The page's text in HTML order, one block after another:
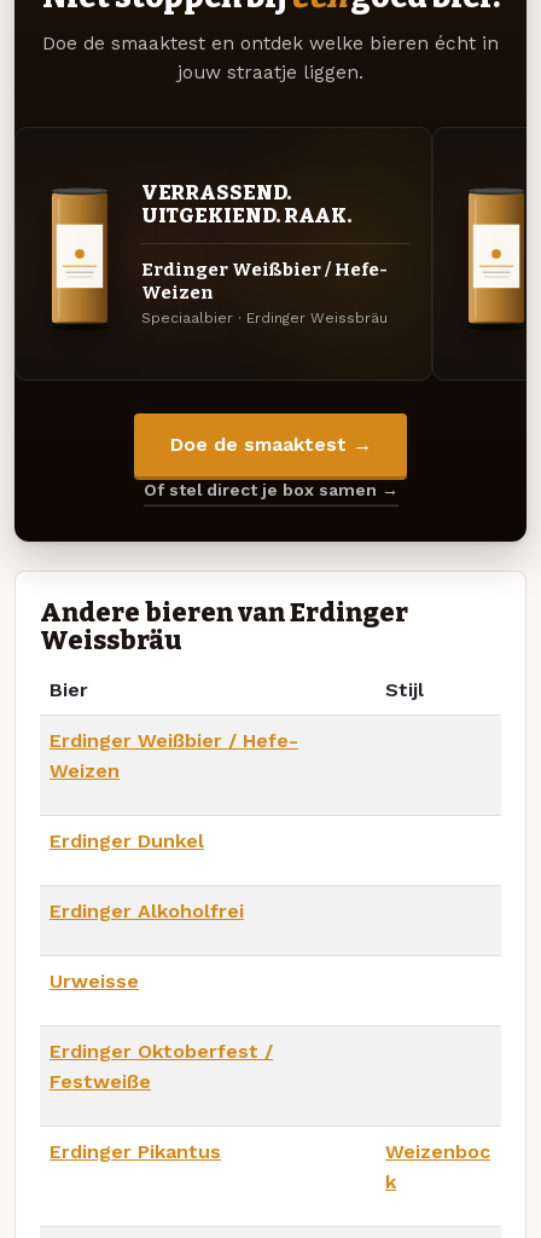
Doe de smaaktest en ontdek welke bieren écht in
jouw straatje liggen.
VERRASSEND.
UITGEKIEND. RAAK.
Erdinger Weißbier / Hefe-
Weizen
Speciaalbier · Erdinger Weissbräu
Doe de smaaktest →
Of stel direct je box samen →
Andere bieren van Erdinger
Weissbräu
Bier Stijl
Erdinger Weißbier / Hefe-
Weizen
Erdinger Dunkel
Erdinger Alkoholfrei
Urweisse
Erdinger Oktoberfest /
Festweiße
Erdinger Pikantus
Weizenboc
k